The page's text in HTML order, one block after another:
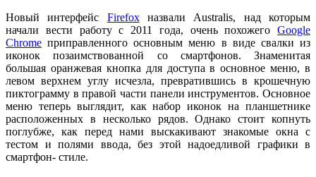
Новый интерфейс Firefoxназвали Australis, над которым
начали вести работу с 2011 года, очень похожего Google
Chrome приправленного основным меню в виде свалки из
иконок позаимствованной со смартфонов. Знаменитая
большая оранжевая кнопка для доступа в основное меню, в
левом верхнем углу исчезла, превратившись в крошечную
пиктограмму в правой части панели инструментов. Основное
меню теперь выглядит, как набор иконок на планшетнике
расположенных в несколько рядов. Однако стоит копнуть
поглубже, как перед нами выскакивают знакомые окна с
тестом и полями ввода, без этой надоедливой графики в
смартфон- стиле.